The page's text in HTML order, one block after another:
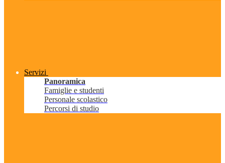
Servizi
Panoramica
Famiglie e studenti
Personale scolastico
Percorsi di studio